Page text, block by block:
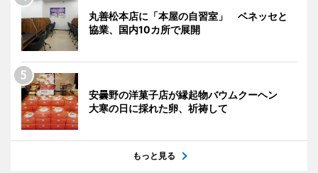
丸善松本店に「本屋の自習室」 ベネッセと
協業、国内10カ所で展開
安曇野の洋菓子店が縁起物バウムクーヘン
大寒の日に採れた卵、祈祷して
もっと見る